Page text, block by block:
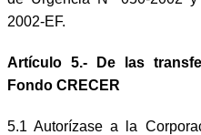
2002-EF.
Artículo 5.- De las
Fondo CRECER
5.1 Autorízase a la